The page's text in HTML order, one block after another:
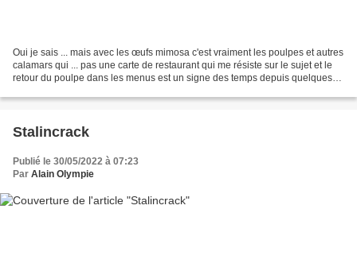
Oui je sais ... mais avec les œufs mimosa c'est vraiment les poulpes et autres
calamars qui ... pas une carte de restaurant qui me résiste sur le sujet et le
retour du poulpe dans les menus est un signe des temps depuis quelques
Stalincrack
Publié le 30/05/2022 à 07:23
Par Alain Olympie